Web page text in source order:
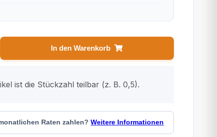
In den Warenkorb
ist die Stückzahl teilbar (z. B. 0,5).
Raten zahlen?Weitere Informationen